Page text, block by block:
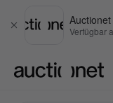
Schließen
Auctionet
Verfügbar